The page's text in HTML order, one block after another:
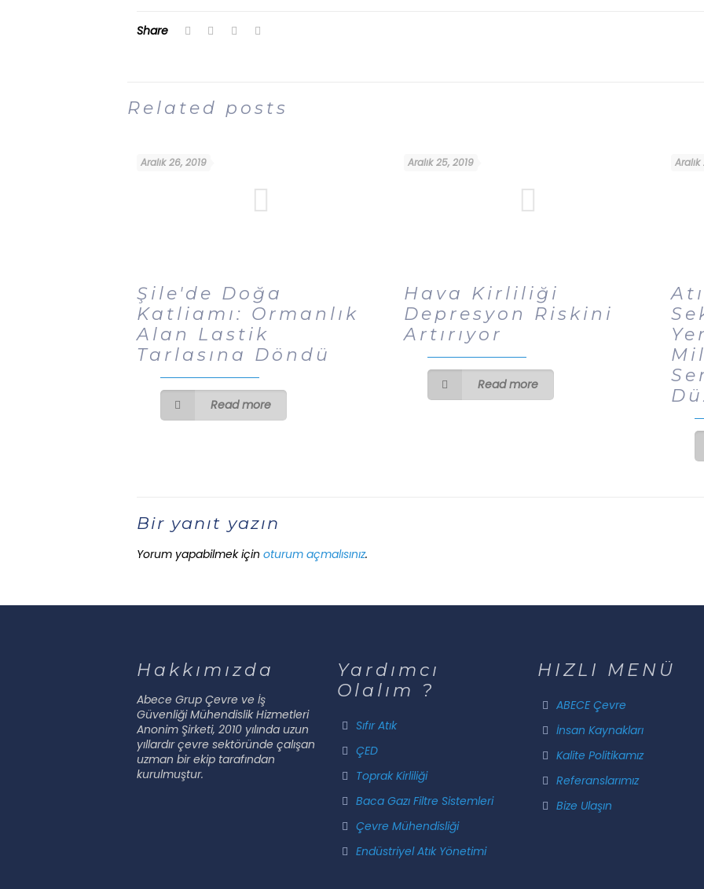
Share
Related posts
Aralık 26, 2019
Şile'de Doğa
Katliamı: Ormanlık
Alan Lastik
Tarlasına Döndü
Read more
Aralık 25, 2019
Hava Kirliliği
Depresyon Riskini
Artırıyor
Read more
Bir yanıt yazın
Yorum yapabilmek için oturum açmalısınız.
Hakkımızda
Abece Grup Çevre ve İş
Güvenliği Mühendislik Hizmetleri
Anonim Şirketi, 2010 yılında uzun
yıllardır çevre sektöründe çalışan
uzman bir ekip tarafından
kurulmuştur.
Yardımcı
Olalım ?
Sıfır Atık
ÇED
Toprak Kirliliği
Baca Gazı Filtre Sistemleri
Çevre Mühendisliği
Endüstriyel Atık Yönetimi
HIZLI MENÜ
ABECE Çevre
İnsan Kaynakları
Kalite Politikamız
Referanslarımız
Bize Ulaşın